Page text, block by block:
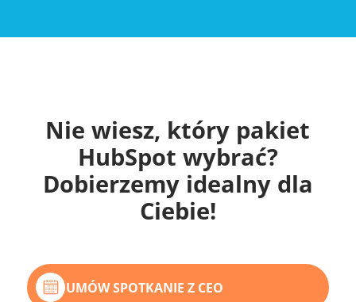
Nie wiesz, który pakiet
HubSpot wybrać?
Dobierzemy idealny dla
Ciebie!
UMÓW SPOTKANIE Z CEO